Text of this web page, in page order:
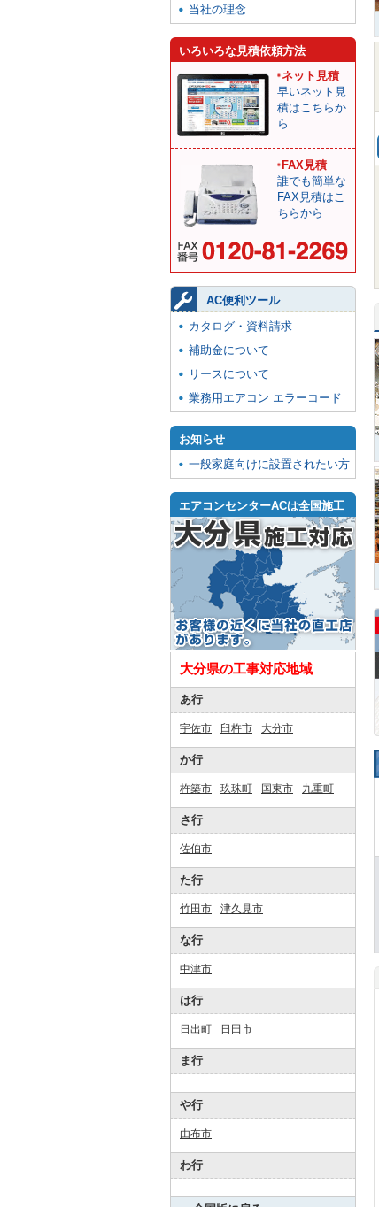
当社の理念
いろいろな見積依頼方法
ネット見積
早いネット見
積はこちらか
ら
FAX見積
誰でも簡単な
FAX見積はこ
ちらから
AC便利ツール
カタログ・資料請求
補助金について
リースについて
業務用エアコン エラーコード
お知らせ
一般家庭向けに設置されたい方
エアコンセンターACは全国施工
大分県の工事対応地域
あ行
宇佐市 臼杵市 大分市
か行
杵築市 玖珠町 国東市 九重町
さ行
佐伯市
た行
竹田市 津久見市
な行
中津市
は行
日出町 日田市
ま行
や行
由布市
わ行